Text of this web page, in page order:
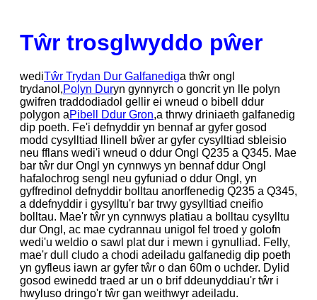
Tŵr trosglwyddo pŵer
wediTŵr Trydan Dur Galfanediga thŵr ongl
trydanol,Polyn Duryn gynnyrch o goncrit yn lle polyn
gwifren traddodiadol gellir ei wneud o bibell ddur
polygon aPibell Ddur Gron,a thrwy driniaeth galfanedig
dip poeth. Fe'i defnyddir yn bennaf ar gyfer gosod
modd cysylltiad llinell bŵer ar gyfer cysylltiad sbleisio
neu fflans wedi'i wneud o ddur Ongl Q235 a Q345. Mae
bar tŵr dur Ongl yn cynnwys yn bennaf ddur Ongl
hafalochrog sengl neu gyfuniad o ddur Ongl, yn
gyffredinol defnyddir bolltau anorffenedig Q235 a Q345,
a ddefnyddir i gysylltu'r bar trwy gysylltiad cneifio
bolltau. Mae'r tŵr yn cynnwys platiau a bolltau cysylltu
dur Ongl, ac mae cydrannau unigol fel troed y golofn
wedi'u weldio o sawl plat dur i mewn i gynulliad. Felly,
mae'r dull cludo a chodi adeiladu galfanedig dip poeth
yn gyfleus iawn ar gyfer tŵr o dan 60m o uchder. Dylid
gosod ewinedd traed ar un o brif ddeunyddiau'r tŵr i
hwyluso dringo'r tŵr gan weithwyr adeiladu.